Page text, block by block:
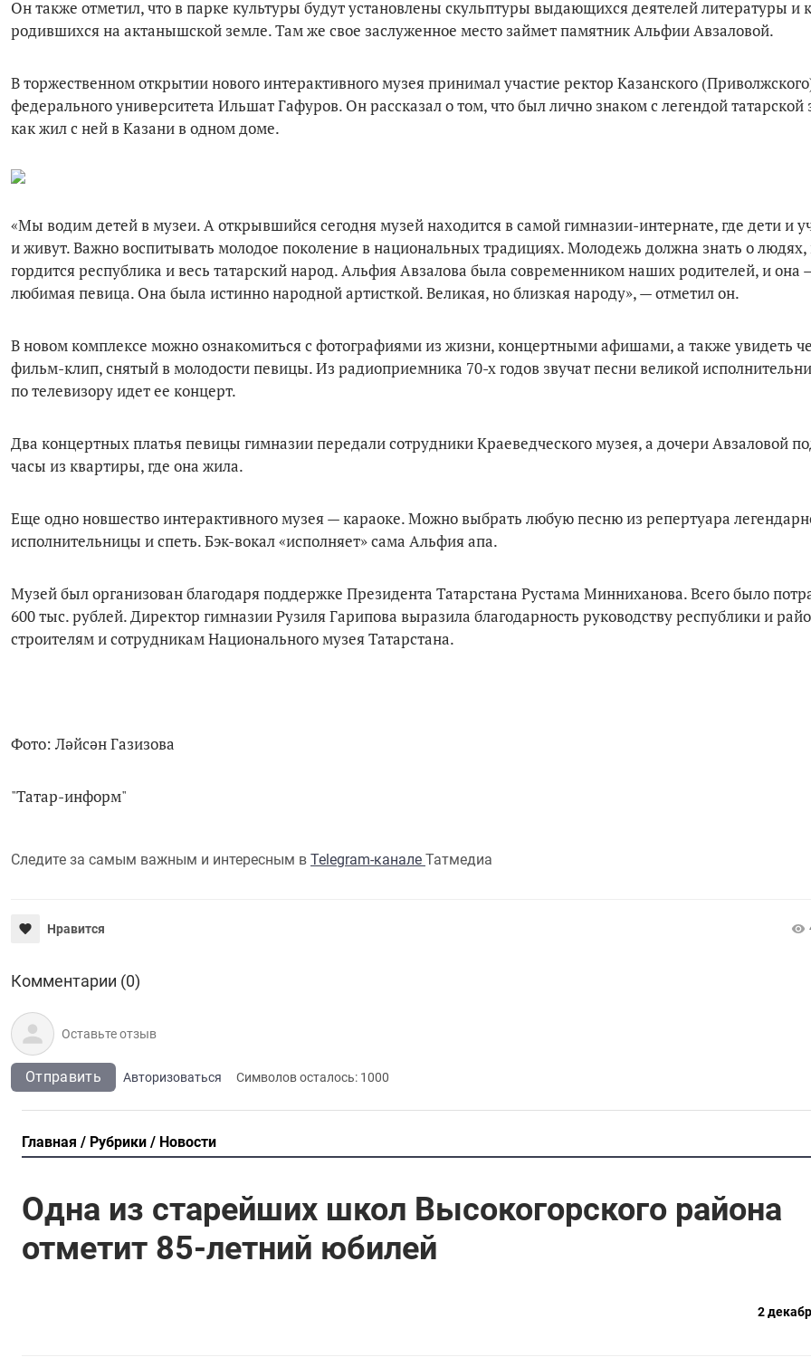
Он также отметил, что в парке культуры будут установлены скульптуры выдающихся деятелей литературы и
родившихся на актанышской земле. Там же свое заслуженное место займет памятник Альфии Авзаловой.
В торжественном открытии нового интерактивного музея принимал участие ректор Казанского
федерального университета Ильшат Гафуров. Он рассказал о том, что был лично знаком с легендой татарской
как жил с ней в Казани в одном доме.
«Мы водим детей в музеи. А открывшийся сегодня музей находится в самой гимназии-интернате, где дети и
и живут. Важно воспитывать молодое поколение в национальных традициях. Молодежь должна знать о
гордится республика и весь татарский народ. Альфия Авзалова была современником наших родителей, и она
любимая певица. Она была истинно народной артисткой. Великая, но близкая народу», — отметил он.
В новом комплексе можно ознакомиться с фотографиями из жизни, концертными афишами, а также увидеть
фильм-клип, снятый в молодости певицы. Из радиоприемника 70-х годов звучат песни великой
по телевизору идет ее концерт.
Два концертных платья певицы гимназии передали сотрудники Краеведческого музея, а дочери Авзаловой
часы из квартиры, где она жила.
Еще одно новшество интерактивного музея — караоке. Можно выбрать любую песню из репертуара
исполнительницы и спеть. Бэк-вокал «исполняет» сама Альфия апа.
Музей был организован благодаря поддержке Президента Татарстана Рустама Минниханова. Всего было
600 тыс. рублей. Директор гимназии Рузиля Гарипова выразила благодарность руководству республики и
строителям и сотрудникам Национального музея Татарстана.
Фото: Ләйсән Газизова
"Татар-информ"
Следите за самым важным и интересным в Telegram-канале Татмедиа
Нравится
Комментарии (0)
Отправить Авторизоваться Символов осталось: 1000
Главная Рубрики Новости
Одна из старейших школ Высокогорского района
отметит 85-летний юбилей
2